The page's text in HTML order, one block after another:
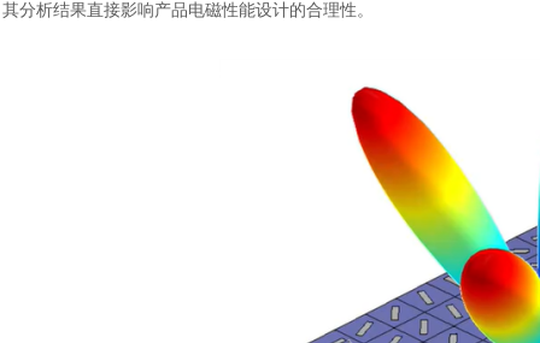
其分析结果直接影响产品电磁性能设计的合理性。